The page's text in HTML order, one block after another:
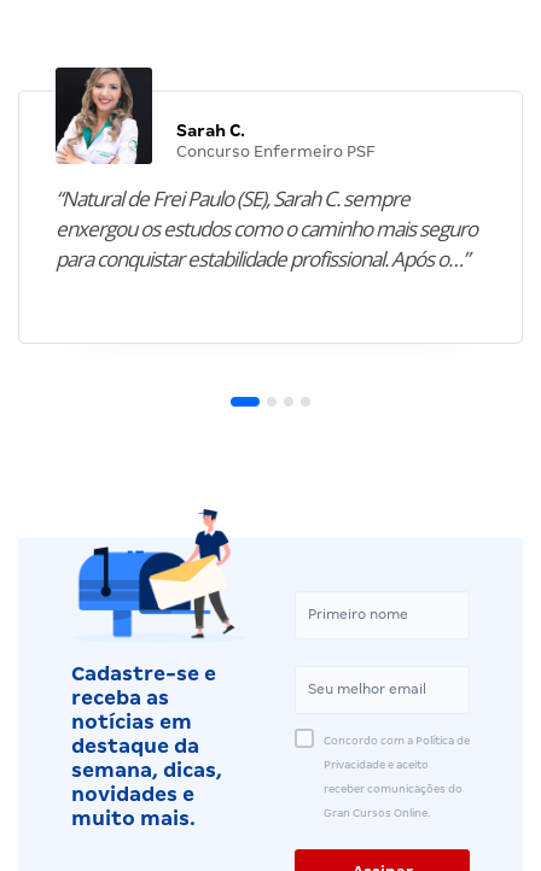
Sarah C.
Concurso Enfermeiro PSF
“Natural de Frei Paulo (SE), Sarah C. sempre
enxergou os estudos como o caminho mais seguro
para conquistar estabilidade profissional. Após o…”
Cadastre-se e
receba as
notícias em
destaque da
semana, dicas,
novidades e
muito mais.
Concordo com a Política de
Privacidade e aceito
receber comunicações do
Gran Cursos Online.